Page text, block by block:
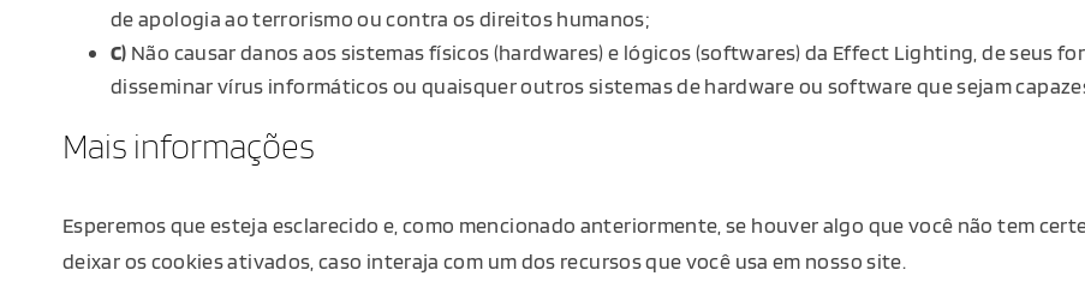
de apologia ao terrorismo ou contra os direitos humanos;
C) Não causar danos aos sistemas físicos (hardwares) e lógicos (softwares) da Effect Lighting, de seus
disseminar vírus informáticos ou quaisquer outros sistemas de hardware ou software que sejam
Mais informações
Esperemos que esteja esclarecido e, como mencionado anteriormente, se houver algo que você não tem
deixar os cookies ativados, caso interaja com um dos recursos que você usa em nosso site.